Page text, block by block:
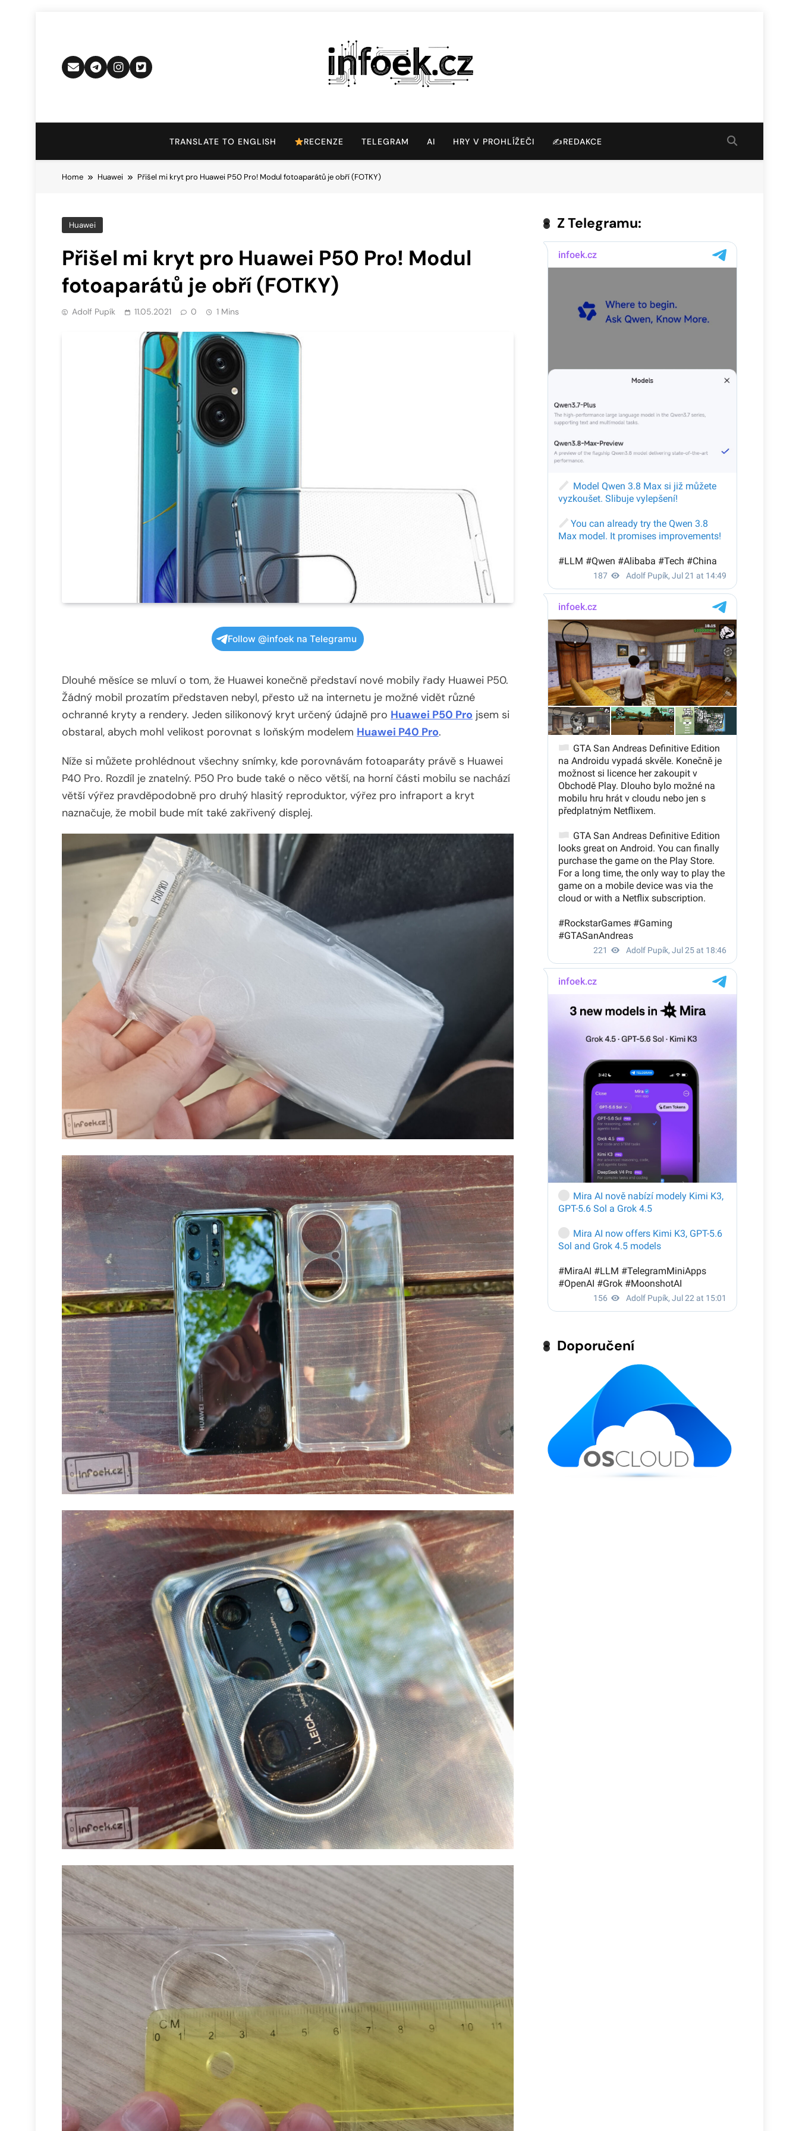
Infoek.cz
TRANSLATE TO ENGLISH RECENZE TELEGRAM AI HRY V PROHLÍŽEČI ✍️REDAKCE
Home Huawei Přišel mi kryt pro Huawei P50 Pro! Modul fotoaparátů je obří (FOTKY)
Huawei
Přišel mi kryt pro Huawei P50 Pro! Modul
fotoaparátů je obří (FOTKY)
Adolf Pupík 11.05.2021 0 1 Mins
Follow @infoek na Telegramu
Dlouhé měsíce se mluví o tom, že Huawei konečně představí nové mobily řady Huawei P50.
Žádný mobil prozatím představen nebyl, přesto už na internetu je možné vidět různé
ochranné kryty a rendery. Jeden silikonový kryt určený údajně pro Huawei P50 Pro jsem si
obstaral, abych mohl velikost porovnat s loňským modelem Huawei P40 Pro.
Níže si můžete prohlédnout všechny snímky, kde porovnávám fotoaparáty právě s Huawei
P40 Pro. Rozdíl je znatelný. P50 Pro bude také o něco větší, na horní části mobilu se nachází
větší výřez pravděpodobně pro druhý hlasitý reproduktor, výřez pro infraport a kryt
naznačuje, že mobil bude mít také zakřivený displej.
Z Telegramu:
Doporučení